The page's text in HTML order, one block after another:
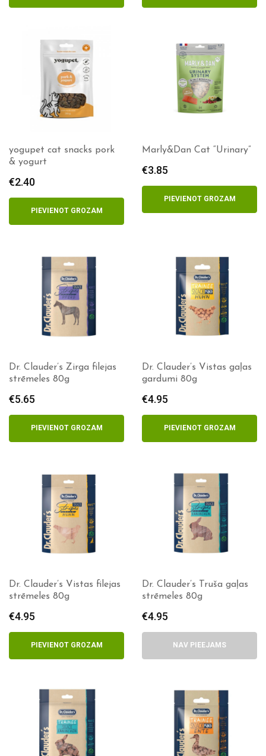
yogupet cat snacks pork
& yogurt
€2.40
PIEVIENOT GROZAM
Marly&Dan Cat “Urinary”
€3.85
PIEVIENOT GROZAM
Dr. Clauder’s Zirga filejas
strēmeles 80g
€5.65
PIEVIENOT GROZAM
Dr. Clauder’s Vistas gaļas
gardumi 80g
€4.95
PIEVIENOT GROZAM
Dr. Clauder’s Vistas filejas
strēmeles 80g
€4.95
PIEVIENOT GROZAM
Dr. Clauder’s Truša gaļas
strēmeles 80g
€4.95
NAV PIEEJAMS